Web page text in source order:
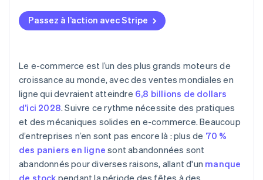
Concevoir pour la vitesse
Élargir vos marges
Transformer vos finances en un système vivant
Passez à l’action avec Stripe
Le e-commerce est l’un des plus grands moteurs de
croissance au monde, avec des ventes mondiales en
ligne qui devraient atteindre 6,8 billions de dollars
d’ici 2028. Suivre ce rythme nécessite des pratiques
et des mécaniques solides en e-commerce. Beaucoup
d’entreprises n’en sont pas encore là : plus de 70 %
des paniers en ligne sont abandonnées sont
abandonnés pour diverses raisons, allant d'un manque